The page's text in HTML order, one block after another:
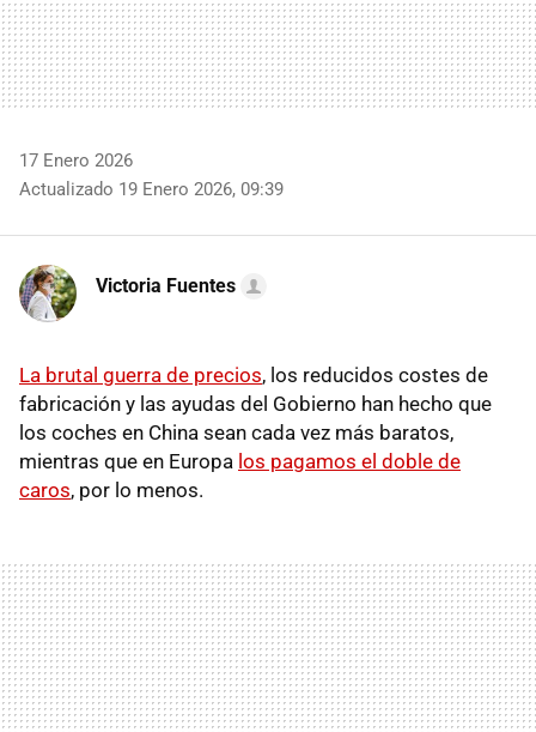
17 Enero 2026
Actualizado 19 Enero 2026, 09:39
Victoria Fuentes
La brutal guerra de precios, los reducidos costes de
fabricación y las ayudas del Gobierno han hecho que
los coches en China sean cada vez más baratos,
mientras que en Europa los pagamos el doble de
caros, por lo menos.